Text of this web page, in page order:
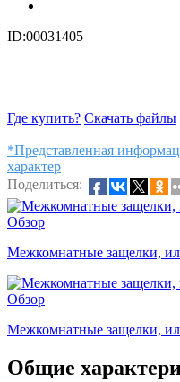
ID:00031405
Где купить? Скачать файлы
*Представленная
характер
Поделиться:
Обзор
Межкомнатные защелки,
Обзор
Межкомнатные защелки,
Общие